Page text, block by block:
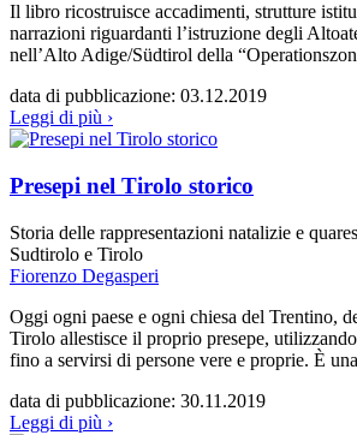
Il libro ricostruisce accadimenti, strutture
narrazioni riguardanti l’istruzione degli
nell’Alto Adige/Südtirol della
data di pubblicazione: 03.12.2019
Leggi di più ›
Presepi nel Tirolo storico
Storia delle rappresentazioni natalizie e
Sudtirolo e Tirolo
Fiorenzo Degasperi
Oggi ogni paese e ogni chiesa del Trentino,
Tirolo allestisce il proprio presepe,
fino a servirsi di persone vere e proprie. È
data di pubblicazione: 30.11.2019
Leggi di più ›